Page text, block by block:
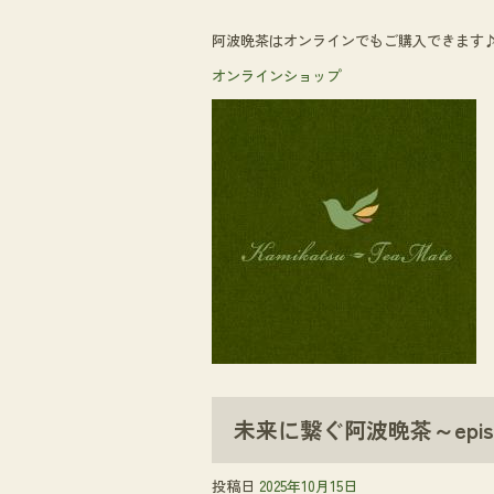
阿波晩茶はオンラインでもご購入できます♪
オンラインショップ
未来に繋ぐ阿波晩茶～
投稿日 2025年10月15日